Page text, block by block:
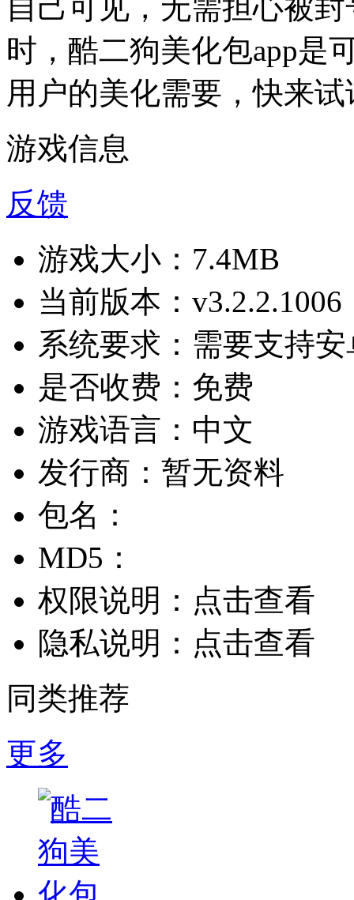
自己可见，无需担心被
时，酷二狗美化包app是
用户的美化需要，快来
游戏信息
反馈
游戏大小： 7.4MB
当前版本： v3.2.2.1006
系统要求： 需要支持
是否收费： 免费
游戏语言： 中文
发行商： 暂无资料
包名：
MD5：
权限说明： 点击查看
隐私说明： 点击查看
同类推荐
更多